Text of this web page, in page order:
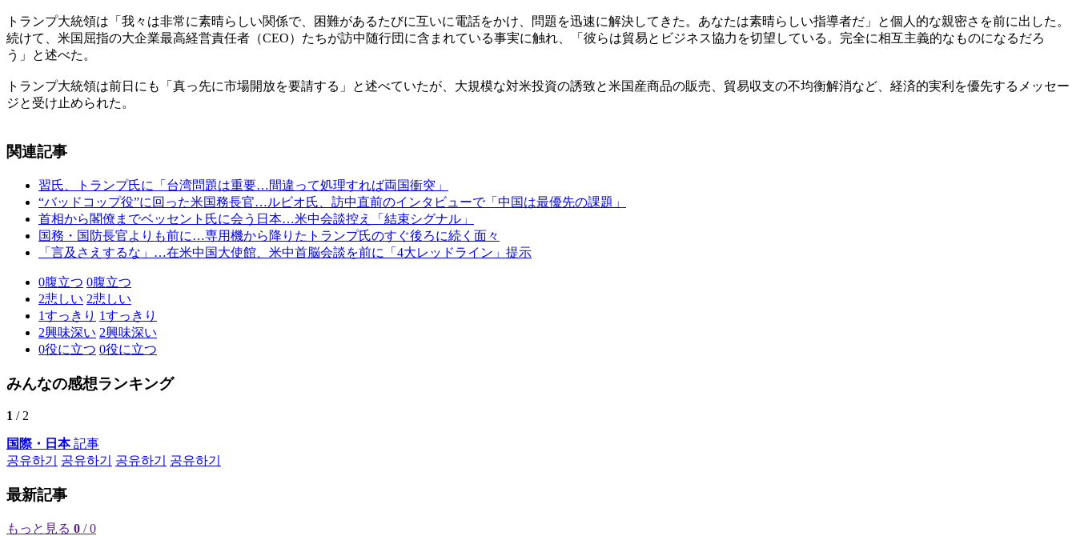
トランプ大統領は「我々は非常に素晴らしい関係で、困難があるたびに互いに電話をかけ、問題を迅速に解決してきた。あなたは素晴らしい指導者だ」と個人的な親密さを前に出した。
続けて、米国屈指の大企業最高経営責任者（CEO）たちが訪中随行団に含まれている事実に触れ、「彼らは貿易とビジネス協力を切望している。完全に相互主義的なものになるだろ
う」と述べた。
トランプ大統領は前日にも「真っ先に市場開放を要請する」と述べていたが、大規模な対米投資の誘致と米国産商品の販売、貿易収支の不均衡解消など、経済的実利を優先するメッセー
ジと受け止められた。
関連記事
習氏、トランプ氏に「台湾問題は重要…間違って処理すれば両国衝突」
“バッドコップ役”に回った米国務長官…ルビオ氏、訪中直前のインタビューで「中国は最優先の課題」
首相から閣僚までベッセント氏に会う日本…米中会談控え「結束シグナル」
国務・国防長官よりも前に…専用機から降りたトランプ氏のすぐ後ろに続く面々
「言及さえするな」…在米中国大使館、米中首脳会談を前に「4大レッドライン」提示
0腹立つ 0腹立つ
2悲しい 2悲しい
1すっきり 1すっきり
2興味深い 2興味深い
0役に立つ 0役に立つ
みんなの感想ランキング
1 / 2
国際・日本記事
공유하기
공유하기 공유하기 공유하기
最新記事
もっと見る 0 / 0